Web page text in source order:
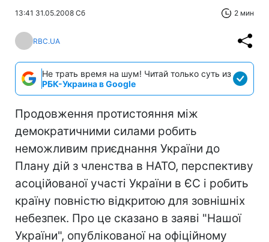
13:41 31.05.2008 Сб 2 мин
RBC.UA
Не трать время на шум! Читай только суть из
РБК-Украина в Google
Продовження протистояння між
демократичними силами робить
неможливим приєднання України до
Плану дій з членства в НАТО, перспективу
асоційованої участі України в ЄС і робить
країну повністю відкритою для зовнішніх
небезпек. Про це сказано в заяві "Нашої
України", опублікованої на офіційному